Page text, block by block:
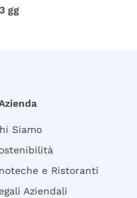
gg
Siamo
e Ristoranti
Aziendali